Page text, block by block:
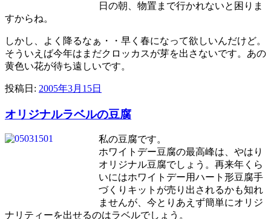
日の朝、物置まで行かれないと困りま
すからね。
しかし、よく降るなぁ・・早く春になって欲しいんだけど。
そういえば今年はまだクロッカスが芽を出さないです。あの
黄色い花が待ち遠しいです。
投稿日: 2005年3月15日
オリジナルラベルの豆腐
私の豆腐です。
ホワイトデー豆腐の最高峰は、やはり
オリジナル豆腐でしょう。再来年くら
いにはホワイトデー用ハート形豆腐手
づくりキットが売り出されるかも知れ
ませんが、今とりあえず簡単にオリジ
ナリティーを出せるのはラベルでしょう。